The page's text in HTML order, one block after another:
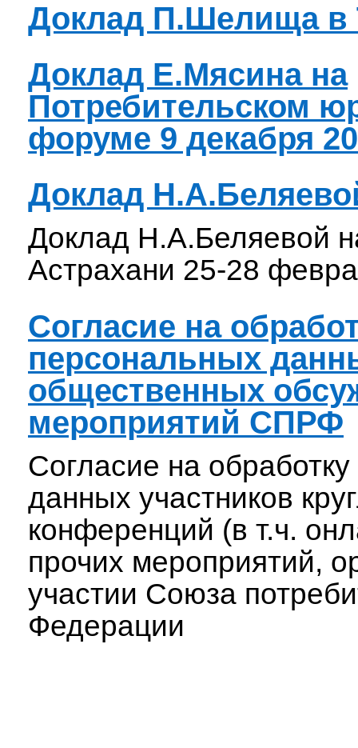
Доклад П.Шелища
Доклад Е.Мясина на
Потребительском
форуме 9 декабря
Доклад
Доклад Н.А.Беляевой
Астрахани 25-28
Согласие на
персональных
общественных
мероприятий СПРФ
Согласие на
данных участников
конференций (в т.ч.
прочих мероприятий,
участии Союза
Федерации